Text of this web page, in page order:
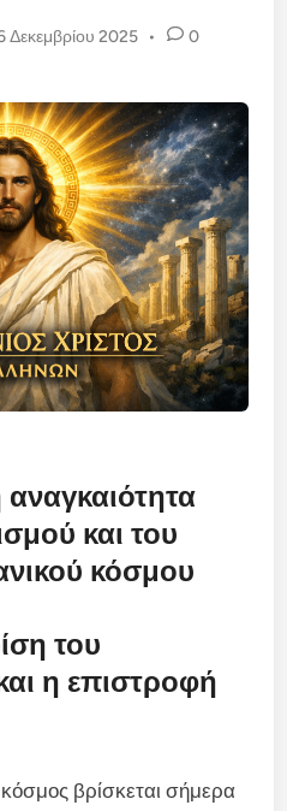
Δεκεμβρίου 2025 • 0
και του
κόσμου
του
η επιστροφή
κόσμος βρίσκεται σήμερα